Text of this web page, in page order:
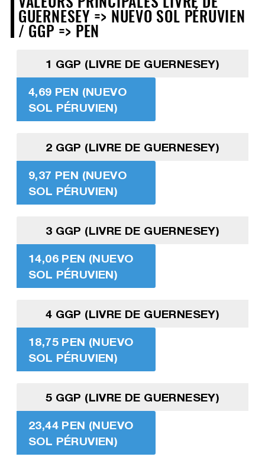
GUERNESEY => NUEVO SOL PÉRUVIEN
/ GGP => PEN
1 GGP (LIVRE DE GUERNESEY)
4,69 PEN (NUEVO
SOL PÉRUVIEN)
2 GGP (LIVRE DE GUERNESEY)
9,37 PEN (NUEVO
SOL PÉRUVIEN)
3 GGP (LIVRE DE GUERNESEY)
14,06 PEN (NUEVO
SOL PÉRUVIEN)
4 GGP (LIVRE DE GUERNESEY)
18,75 PEN (NUEVO
SOL PÉRUVIEN)
5 GGP (LIVRE DE GUERNESEY)
23,44 PEN (NUEVO
SOL PÉRUVIEN)